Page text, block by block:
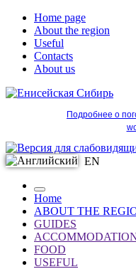
Home page
About the region
Useful
Contacts
About us
Подробнее о
EN
Home
ABOUT THE
GUIDES
FOOD
USEFUL